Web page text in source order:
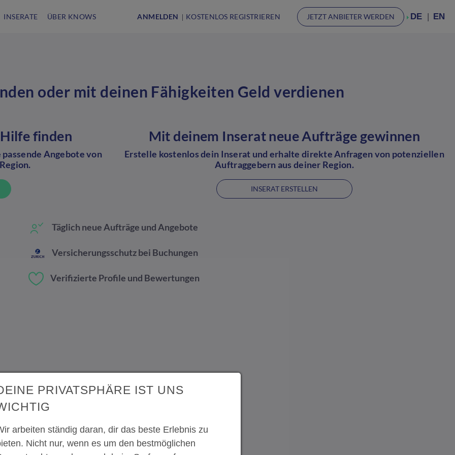
INSERATE ÜBER KNOWS ANMELDEN KOSTENLOS REGISTRIEREN JETZT ANBIETER WERDEN DE EN
oder mit deinen Fähigkeiten Geld verdienen
finden
Angebote von
Mit deinem Inserat neue Aufträge gewinnen
Erstelle kostenlos dein Inserat und erhalte direkte Anfragen von potenziellen
Auftraggebern aus deiner Region.
INSERAT ERSTELLEN
Täglich neue Aufträge und Angebote
Versicherungsschutz bei Buchungen
Verifizierte Profile und Bewertungen
PRIVATSPHÄRE IST UNS
arbeiten ständig daran, dir das beste Erlebnis zu
Nicht nur, wenn es um den bestmöglichen